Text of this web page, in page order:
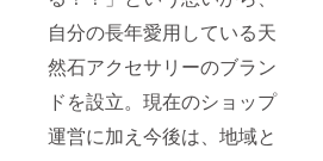
自分の長年愛用している天
然石アクセサリーのブラン
ドを設立。現在のショップ
運営に加え今後は、地域と